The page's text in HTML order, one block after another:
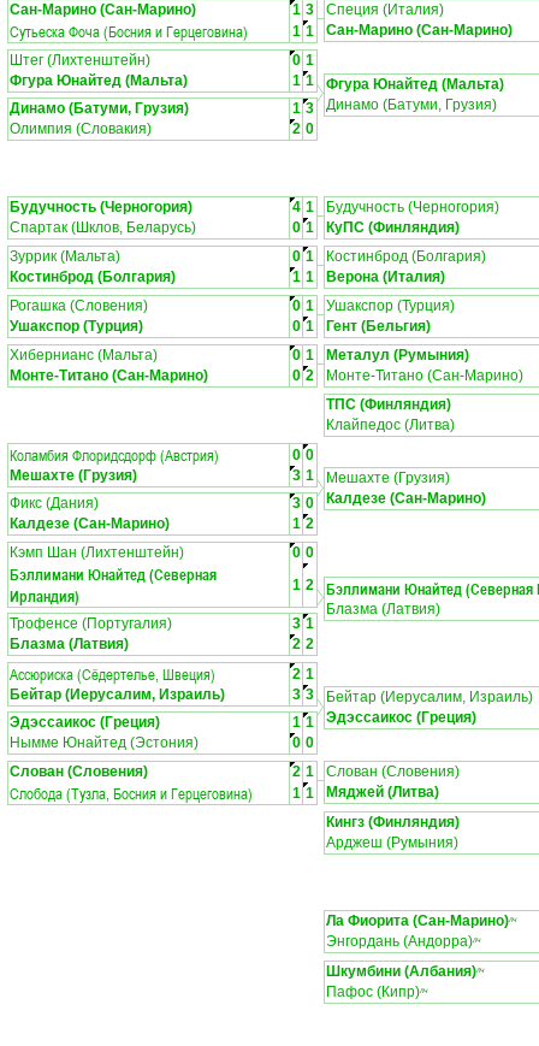
Сан-Марино (Сан-Марино) 1 3
Сутьеска Фоча (Босния и Герцеговина) 1 1
Специя (Италия)
Сан-Марино (Сан-Марино)
Штег (Лихтенштейн)
0 1
Фгура Юнайтед (Мальта)
1 1
Динамо (Батуми, Грузия)
1 3
Олимпия (Словакия)
2 0
Фгура Юнайтед (Мальта)
Динамо (Батуми, Грузия)
Будучность (Черногория) 4 1
Спартак (Шклов, Беларусь)
0 1
Будучность (Черногория)
КуПС (Финляндия)
Зуррик (Мальта)
0 1
Костинброд (Болгария)
1 1
Костинброд (Болгария)
Верона (Италия)
Рогашка (Словения)
0 1
Ушакспор (Турция)
0 1
Ушакспор (Турция)
Гент (Бельгия)
Хибернианс (Мальта)
0 1
Монте-Титано (Сан-Марино)
0 2
Металул (Румыния)
Монте-Титано (Сан-Марино)
ТПС (Финляндия)
Клайпедос (Литва)
Коламбия Флоридсдорф (Австрия) 0 0
Мешахте (Грузия)
3 1
Фикс (Дания)
3 0
Калдезе (Сан-Марино)
1 2
Мешахте (Грузия)
Калдезе (Сан-Марино)
Кэмп Шан (Лихтенштейн) 0 0
Бэллимани Юнайтед (Северная
Ирландия)
1 2
Трофенсе (Португалия) 3 1
Блазма (Латвия)
2 2
Бэллимани Юнайтед (Северная
Блазма (Латвия)
Ассюриска (Сёдертелье, Швеция) 2 1
Бейтар (Иерусалим, Израиль)
3 3
Эдэссаикос (Греция)
1 1
Нымме Юнайтед (Эстония)
0 0
Бейтар (Иерусалим, Израиль)
Эдэссаикос (Греция)
Слован (Словения) 2 1
Слобода (Тузла, Босния и Герцеговина) 1 1
Слован (Словения)
Мяджей (Литва)
Кингз (Финляндия)
Арджеш (Румыния)
Ла Фиорита (Сан-Марино)ЛЧ
Энгордань (Андорра)ЛЧ
Шкумбини (Албания)ЛЧ
Пафос (Кипр)ЛЧ